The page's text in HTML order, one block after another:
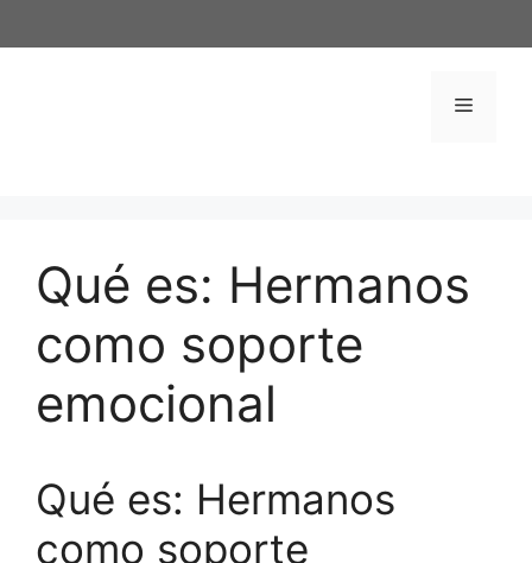
al
Menú
Qué es: Hermanos
como soporte
emocional
Qué es: Hermanos
como soporte